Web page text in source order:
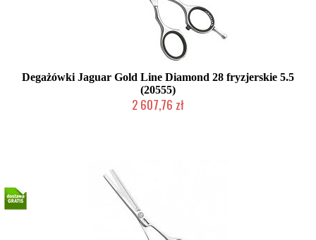
Degażówki Jaguar Gold Line Diamond 28 fryzjerskie 5.5
(20555)
2 607,76 zł